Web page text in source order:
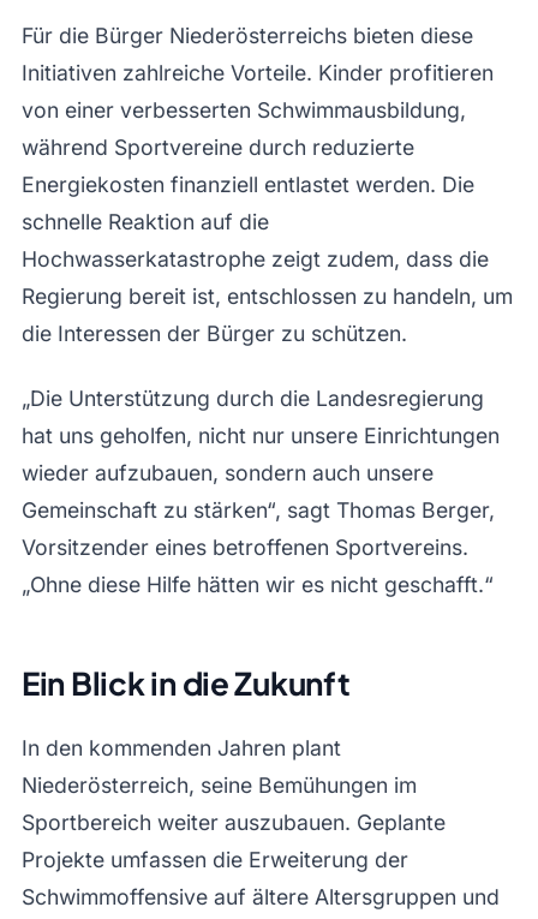
Für die Bürger Niederösterreichs bieten diese
Initiativen zahlreiche Vorteile. Kinder profitieren
von einer verbesserten Schwimmausbildung,
während Sportvereine durch reduzierte
Energiekosten finanziell entlastet werden. Die
schnelle Reaktion auf die
Hochwasserkatastrophe zeigt zudem, dass die
Regierung bereit ist, entschlossen zu handeln, um
die Interessen der Bürger zu schützen.
„Die Unterstützung durch die Landesregierung
hat uns geholfen, nicht nur unsere Einrichtungen
wieder aufzubauen, sondern auch unsere
Gemeinschaft zu stärken“, sagt Thomas Berger,
Vorsitzender eines betroffenen Sportvereins.
„Ohne diese Hilfe hätten wir es nicht geschafft.“
Ein Blick in die Zukunft
In den kommenden Jahren plant
Niederösterreich, seine Bemühungen im
Sportbereich weiter auszubauen. Geplante
Projekte umfassen die Erweiterung der
Schwimmoffensive auf ältere Altersgruppen und